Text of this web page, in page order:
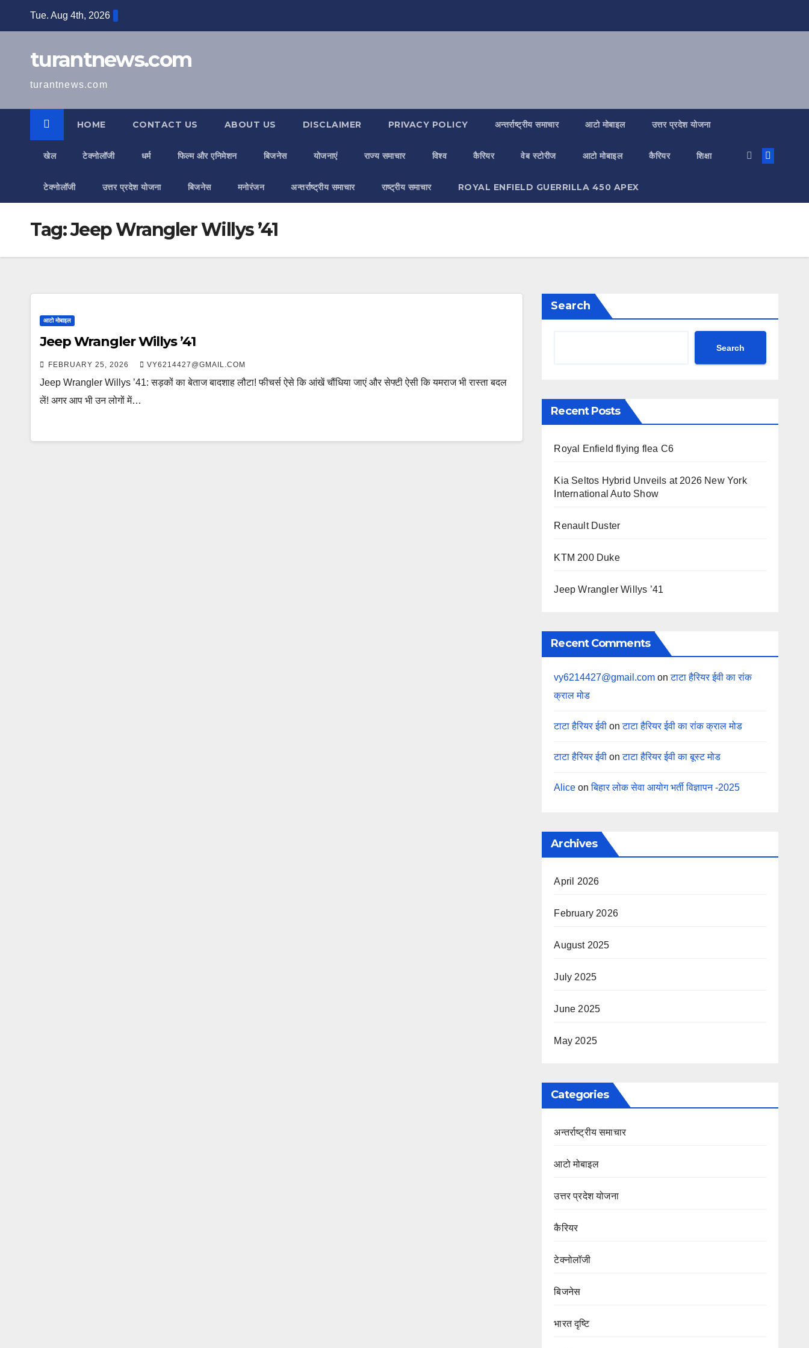
Tue. Aug 4th, 2026
turantnews.com
turantnews.com
HOME CONTACT US ABOUT US DISCLAIMER PRIVACY POLICY अन्तर्राष्ट्रीय समाचार आटो मोबाइल उत्तर प्रदेश योजना
खेल टेक्नोलॉजी धर्म फिल्म और एनिमेशन बिजनेस योजनाएं राज्य समाचार विश्व कैरियर वेब स्टोरीज आटो मोबाइल कैरियर शिक्षा
टेक्नोलॉजी उत्तर प्रदेश योजना बिजनेस मनोरंजन अन्तर्राष्ट्रीय समाचार राष्ट्रीय समाचार ROYAL ENFIELD GUERRILLA 450 APEX
Tag:Jeep Wrangler Willys ’41
आटो मोबाइल
Jeep Wrangler Willys ’41
FEBRUARY 25, 2026 VY6214427@GMAIL.COM
Jeep Wrangler Willys ’41: सड़कों का बेताज बादशाह लौटा! फीचर्स ऐसे कि आंखें चौंधिया जाएं और सेफ्टी ऐसी कि यमराज भी रास्ता बदल
लें! अगर आप भी उन लोगों में…
Search
Search
Recent Posts
Royal Enfield flying flea C6
Kia Seltos Hybrid Unveils at 2026 New York
International Auto Show
Renault Duster
KTM 200 Duke
Jeep Wrangler Willys ’41
Recent Comments
vy6214427@gmail.com onटाटा हैरियर ईवी का रांक
क्राल मोड
टाटा हैरियर ईवी onटाटा हैरियर ईवी का रांक क्राल मोड
टाटा हैरियर ईवी onटाटा हैरियर ईवी का बूस्ट मोड
Alice onबिहार लोक सेवा आयोग भर्ती विज्ञापन -2025
Archives
April 2026
February 2026
August 2025
July 2025
June 2025
May 2025
Categories
अन्तर्राष्ट्रीय समाचार
आटो मोबाइल
उत्तर प्रदेश योजना
कैरियर
टेक्नोलॉजी
बिजनेस
भारत दृष्टि